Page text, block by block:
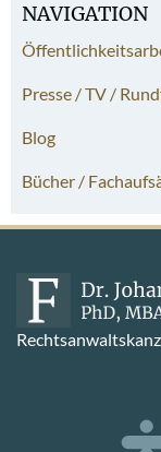
NAVIGATION
Presse / TV /
Blog
Bücher /